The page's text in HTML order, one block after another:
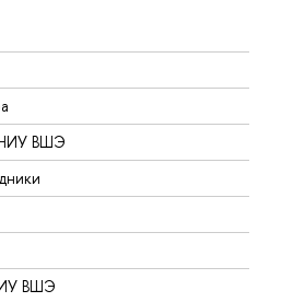
НИУ ВШЭ
ВШЭ